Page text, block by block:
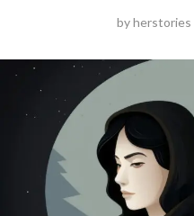
byherstories